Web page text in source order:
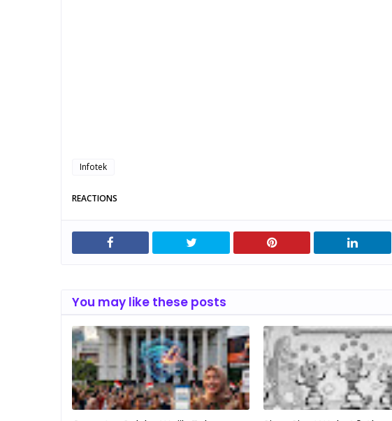
Infotek
REACTIONS
You may like these posts